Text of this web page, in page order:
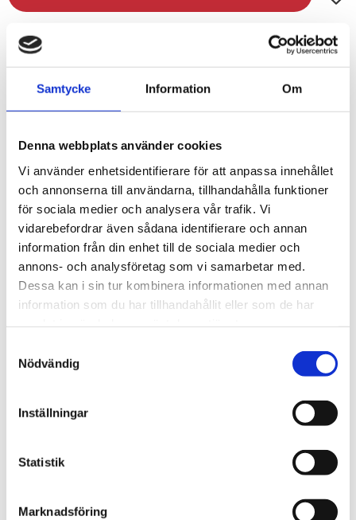
Samtycke Information Om
Denna webbplats använder cookies
Vi använder enhetsidentifierare för att anpassa innehållet
och annonserna till användarna, tillhandahålla funktioner
för sociala medier och analysera vår trafik. Vi
vidarebefordrar även sådana identifierare och annan
information från din enhet till de sociala medier och
annons- och analysföretag som vi samarbetar med.
Dessa kan i sin tur kombinera informationen med annan
information som du har tillhandahållit eller som de har
Nödvändig
Inställningar
Statistik
Marknadsföring
Lagerstatus I lager
Detta set består av en skrapa och en skopa. Skrapan har ett
långt handtag vilket ger dig en räckvidd om 4 meter utan att
behöva flytta stegen en centimeter. Handtaget kan du lätt ta
isär så att det inte tar för mycket plats vid förvaring.
Skrapan har också en smart liten krok på sig så att du lätt kan
hänga den på rännan när du samlar upp med skopan.
Svårare än såhär behöver det inte vara: